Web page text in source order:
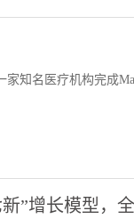
知名医疗机构完成
”增长模型，